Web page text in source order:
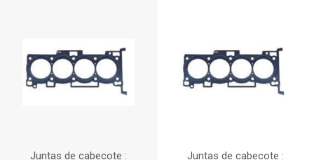
Juntas de cabecote :
Juntas de cabecote :